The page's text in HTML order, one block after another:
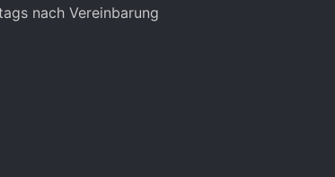
nach Vereinbarung